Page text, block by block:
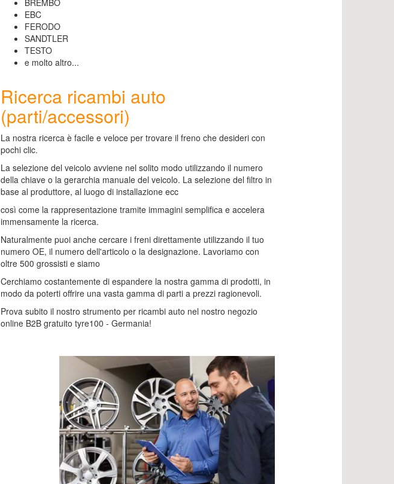
BREMBO
EBC
FERODO
SANDTLER
TESTO
e molto altro...
Ricerca ricambi auto
(parti/accessori)
La nostra ricerca è facile e veloce per trovare il freno che desideri con
pochi clic.
La selezione del veicolo avviene nel solito modo utilizzando il numero
della chiave o la gerarchia manuale del veicolo. La selezione del filtro in
base al produttore, al luogo di installazione ecc
così come la rappresentazione tramite immagini semplifica e accelera
immensamente la ricerca.
Naturalmente puoi anche cercare i freni direttamente utilizzando il tuo
numero OE, il numero dell'articolo o la designazione. Lavoriamo con
oltre 500 grossisti e siamo
Cerchiamo costantemente di espandere la nostra gamma di prodotti, in
modo da poterti offrire una vasta gamma di parti a prezzi ragionevoli.
Prova subito il nostro strumento per ricambi auto nel nostro negozio
online B2B gratuito tyre100 - Germania!